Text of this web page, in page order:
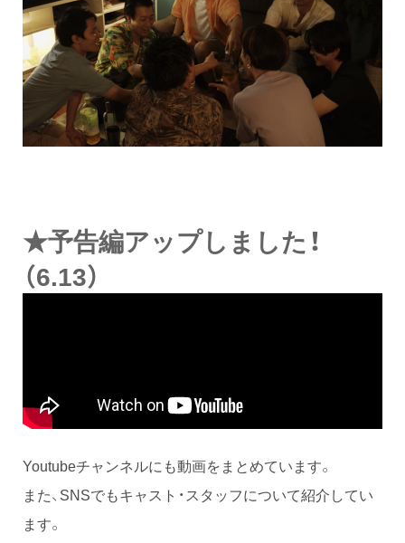
★予告編アップしました！
（6.13）
Youtubeチャンネルにも動画をまとめています。
また、SNSでもキャスト・スタッフについて紹介してい
ます。